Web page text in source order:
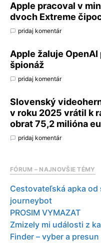
Apple pracoval v
dvoch Extreme
pridaj komentár
Apple žaluje
špionáž
pridaj komentár
Slovenský
v roku 2025 vrátil k
obrat 75,2 milióna
pridaj komentár
FÓRUM – NAJNOVŠIE TÉMY
Cestovateľská apka
journeybot
PROSIM VYMAZAT
Zmizely mi události z
Finder – vyber a